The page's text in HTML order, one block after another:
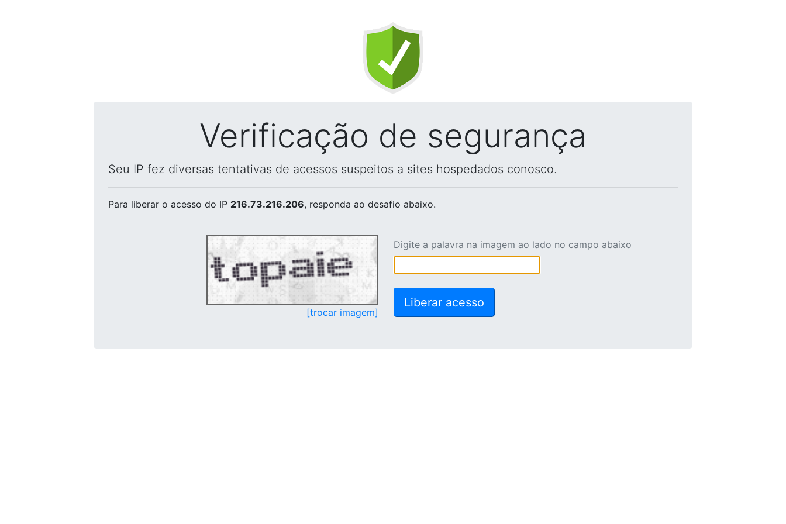
Verificação de segurança
Seu IP fez diversas tentativas de acessos suspeitos a sites hospedados conosco.
Para liberar o acesso do IP 216.73.216.206, responda ao desafio abaixo.
[trocar imagem]
Digite a palavra na imagem ao lado no campo abaixo